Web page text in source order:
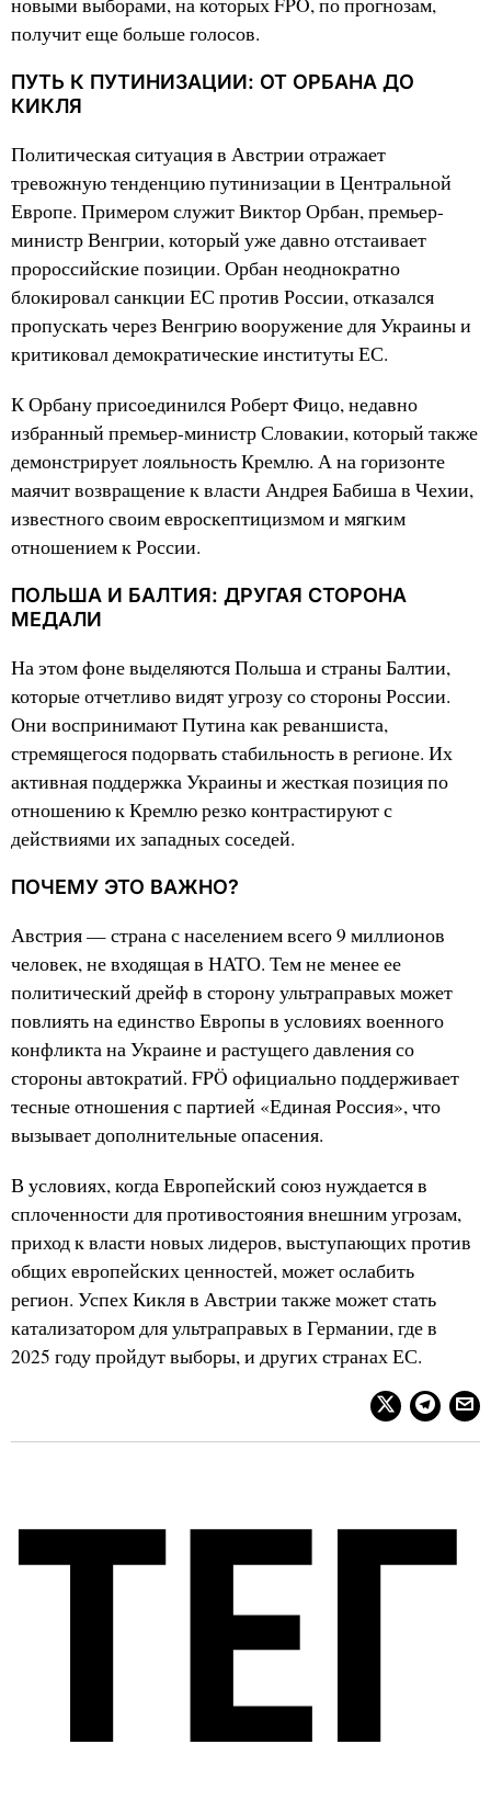
новыми выборами, на которых FPÖ, по прогнозам,
получит еще больше голосов.
ПУТЬ К ПУТИНИЗАЦИИ: ОТ ОРБАНА ДО
КИКЛЯ
Политическая ситуация в Австрии отражает
тревожную тенденцию путинизации в Центральной
Европе. Примером служит Виктор Орбан, премьер-
министр Венгрии, который уже давно отстаивает
пророссийские позиции. Орбан неоднократно
блокировал санкции ЕС против России, отказался
пропускать через Венгрию вооружение для Украины и
критиковал демократические институты ЕС.
К Орбану присоединился Роберт Фицо, недавно
избранный премьер-министр Словакии, который также
демонстрирует лояльность Кремлю. А на горизонте
маячит возвращение к власти Андрея Бабиша в Чехии,
известного своим евроскептицизмом и мягким
отношением к России.
ПОЛЬША И БАЛТИЯ: ДРУГАЯ СТОРОНА
МЕДАЛИ
На этом фоне выделяются Польша и страны Балтии,
которые отчетливо видят угрозу со стороны России.
Они воспринимают Путина как реваншиста,
стремящегося подорвать стабильность в регионе. Их
активная поддержка Украины и жесткая позиция по
отношению к Кремлю резко контрастируют с
действиями их западных соседей.
ПОЧЕМУ ЭТО ВАЖНО?
Австрия — страна с населением всего 9 миллионов
человек, не входящая в НАТО. Тем не менее ее
политический дрейф в сторону ультраправых может
повлиять на единство Европы в условиях военного
конфликта на Украине и растущего давления со
стороны автократий. FPÖ официально поддерживает
тесные отношения с партией «Единая Россия», что
вызывает дополнительные опасения.
В условиях, когда Европейский союз нуждается в
сплоченности для противостояния внешним угрозам,
приход к власти новых лидеров, выступающих против
общих европейских ценностей, может ослабить
регион. Успех Кикля в Австрии также может стать
катализатором для ультраправых в Германии, где в
2025 году пройдут выборы, и других странах ЕС.